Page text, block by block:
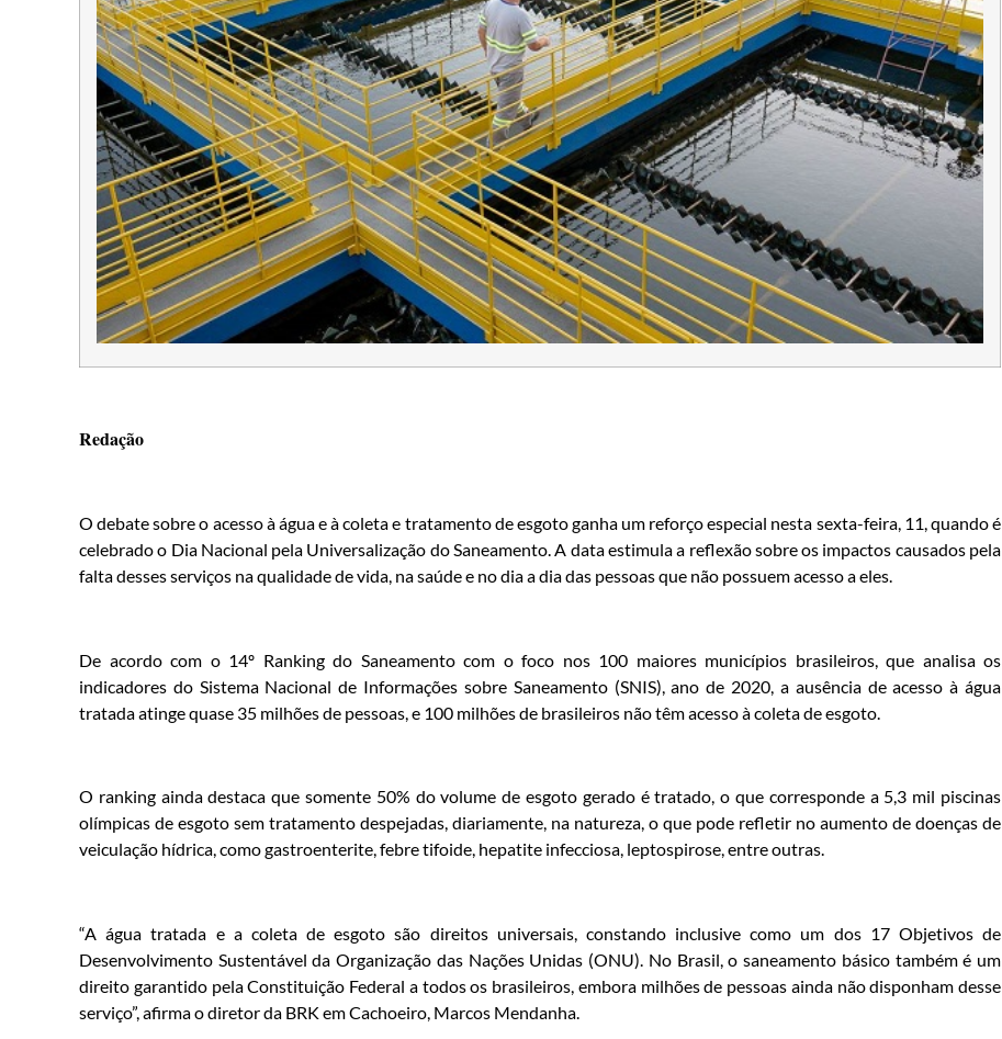
Redação
O debate sobre o acesso à água e à coleta e tratamento de esgoto ganha um reforço especial nesta sexta-feira, 11, quando é
celebrado o Dia Nacional pela Universalização do Saneamento. A data estimula a reflexão sobre os impactos causados pela
falta desses serviços na qualidade de vida, na saúde e no dia a dia das pessoas que não possuem acesso a eles.
De acordo com o 14º Ranking do Saneamento com o foco nos 100 maiores municípios brasileiros, que analisa os
indicadores do Sistema Nacional de Informações sobre Saneamento (SNIS), ano de 2020, a ausência de acesso à água
tratada atinge quase 35 milhões de pessoas, e 100 milhões de brasileiros não têm acesso à coleta de esgoto.
O ranking ainda destaca que somente 50% do volume de esgoto gerado é tratado, o que corresponde a 5,3 mil piscinas
olímpicas de esgoto sem tratamento despejadas, diariamente, na natureza, o que pode refletir no aumento de doenças de
veiculação hídrica, como gastroenterite, febre tifoide, hepatite infecciosa, leptospirose, entre outras.
“A água tratada e a coleta de esgoto são direitos universais, constando inclusive como um dos 17 Objetivos de
Desenvolvimento Sustentável da Organização das Nações Unidas (ONU). No Brasil, o saneamento básico também é um
direito garantido pela Constituição Federal a todos os brasileiros, embora milhões de pessoas ainda não disponham desse
serviço”, afirma o diretor da BRK em Cachoeiro, Marcos Mendanha.